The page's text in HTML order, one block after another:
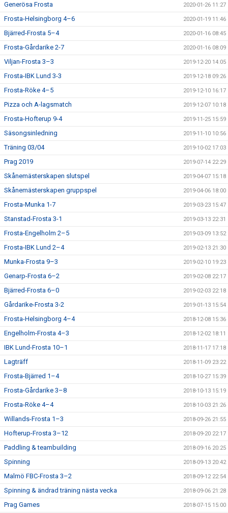
Generösa Frosta 2020-01-26 11:27
Frosta-Helsingborg 4–6 2020-01-19 11:46
Bjärred-Frosta 5–4 2020-01-16 08:45
Frosta-Gårdarike 2-7 2020-01-16 08:09
Viljan-Frosta 3–3 2019-12-20 14:05
Frosta-IBK Lund 3-3 2019-12-18 09:26
Frosta-Röke 4–5 2019-12-10 16:17
Pizza och A-lagsmatch 2019-12-07 10:18
Frosta-Hofterup 9-4 2019-11-25 15:59
Säsongsinledning 2019-11-10 10:56
Träning 03/04 2019-10-02 17:03
Prag 2019 2019-07-14 22:29
Skånemästerskapen slutspel 2019-04-07 15:18
Skånemästerskapen gruppspel 2019-04-06 18:00
Frosta-Munka 1-7 2019-03-23 15:47
Stanstad-Frosta 3-1 2019-03-13 22:31
Frosta-Engelholm 2–5 2019-03-09 13:52
Frosta-IBK Lund 2–4 2019-02-13 21:30
Munka-Frosta 9–3 2019-02-10 19:23
Genarp-Frosta 6–2 2019-02-08 22:17
Bjärred-Frosta 6–0 2019-02-03 22:18
Gårdarike-Frosta 3-2 2019-01-13 15:54
Frosta-Helsingborg 4–4 2018-12-08 15:36
Engelholm-Frosta 4–3 2018-12-02 18:11
IBK Lund-Frosta 10–1 2018-11-17 17:18
Lagträff 2018-11-09 23:22
Frosta-Bjärred 1–4 2018-10-27 15:39
Frosta-Gårdarike 3–8 2018-10-13 15:19
Frosta-Röke 4–4 2018-10-03 21:26
Willands-Frosta 1–3 2018-09-26 21:55
Hofterup-Frosta 3–12 2018-09-20 22:17
Paddling & teambuilding 2018-09-16 20:25
Spinning 2018-09-13 20:42
Malmö FBC-Frosta 3–2 2018-09-12 22:54
Spinning & ändrad träning nästa vecka 2018-09-06 21:28
Prag Games 2018-07-15 15:00